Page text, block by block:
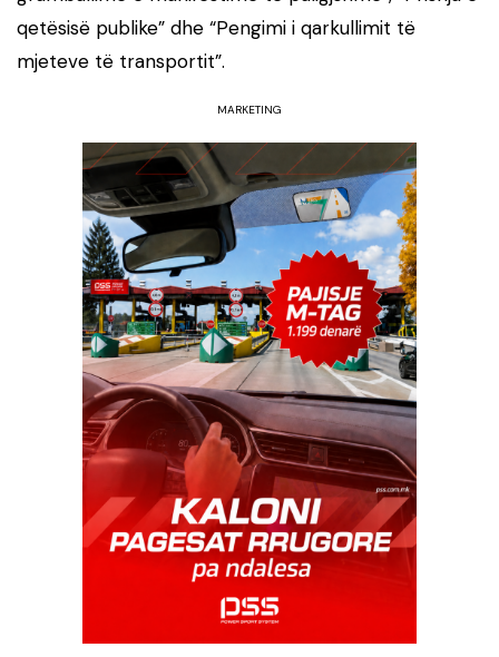
qetësisë publike” dhe “Pengimi i qarkullimit të
mjeteve të transportit”.
MARKETING